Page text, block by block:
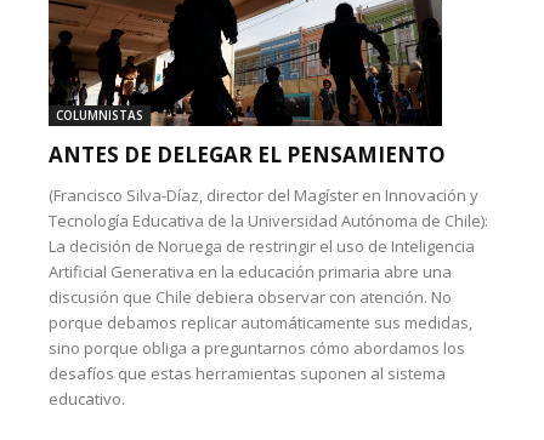
COLUMNISTAS
ANTES DE DELEGAR EL PENSAMIENTO
(Francisco Silva-Díaz, director del Magíster en Innovación y
Tecnología Educativa de la Universidad Autónoma de Chile):
La decisión de Noruega de restringir el uso de Inteligencia
Artificial Generativa en la educación primaria abre una
discusión que Chile debiera observar con atención. No
porque debamos replicar automáticamente sus medidas,
sino porque obliga a preguntarnos cómo abordamos los
desafíos que estas herramientas suponen al sistema
educativo.